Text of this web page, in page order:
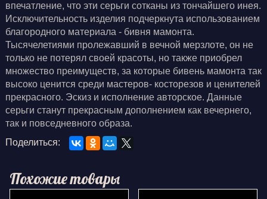
впечатление, что эти серьги сотканы из тончайшего инея.
Исключительность изделия подчеркнута использованием
благородного материала - бивня мамонта.
Тысячелетиями пролежавший в вечной мерзлоте, он не
только не потерял своей красоты, но также приобрел
множество преимуществ, за которые бивень мамонта так
высоко ценится среди мастеров- косторезов и ценителей
прекрасного. Эскиз и исполнение авторское. Данные
серьги станут прекрасным дополнением как вечернего,
так и повседневного образа.
Поделиться:
Похожие товары